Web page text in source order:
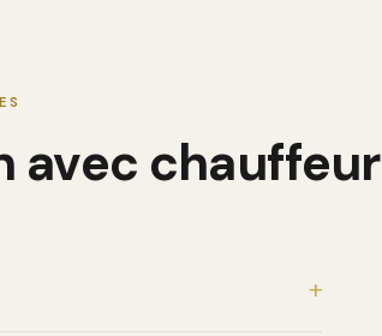
avec chauffeur
+